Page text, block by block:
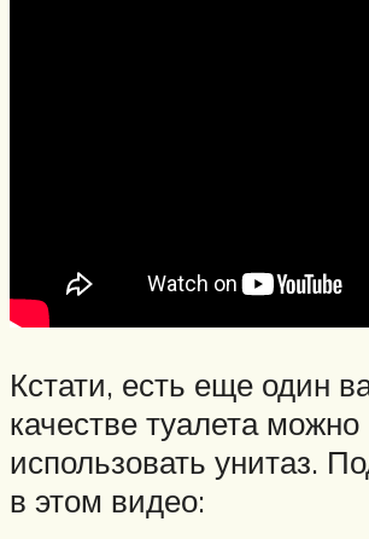
Кстати, есть еще один
качестве туалета можно
использовать унитаз.
в этом видео: